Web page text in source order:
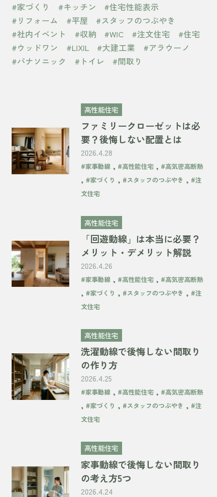
#家づくり
#キッチン
#住宅性能表示
#リフォーム
#平屋
#スタッフのつぶやき
#社内イベント
#収納 #WIC #注文住宅
#住宅
#ウッドワン
#LIXIL #大建工業
#アラウーノ
#パナソニック
#トイレ #間取り
高性能住宅
ファミリークローゼットは必
要？後悔しない配置とは
2026.4.28
#家事動線 , #高性能住宅 , #高気密高断熱
, #家づくり , #スタッフのつぶやき , #注
文住宅
高性能住宅
「回遊動線」は本当に必要？
メリット・デメリット解説
2026.4.26
#家事動線 , #高性能住宅 , #高気密高断熱
, #家づくり , #スタッフのつぶやき , #注
文住宅
高性能住宅
洗濯動線で後悔しない間取り
の作り方
2026.4.25
#家事動線 , #高性能住宅 , #高気密高断熱
, #家づくり , #スタッフのつぶやき , #注
文住宅
高性能住宅
家事動線で後悔しない間取り
の考え方5つ
2026.4.24